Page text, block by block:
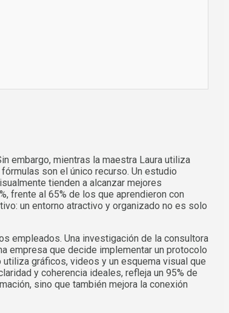
embargo, mientras la maestra Laura utiliza
son el único recurso. Un estudio
tienden a alcanzar mejores
frente al 65% de los que aprendieron con
un entorno atractivo y organizado no es solo
empleados. Una investigación de la consultora
empresa que decide implementar un protocolo
gráficos, videos y un esquema visual que
y coherencia ideales, refleja un 95% de
sino que también mejora la conexión